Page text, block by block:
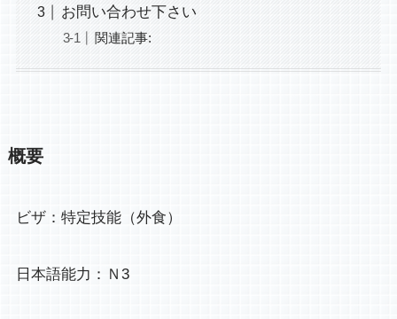
お問い合わせ下さい
関連記事:
概要
ビザ：特定技能（外食）
日本語能力：Ｎ3